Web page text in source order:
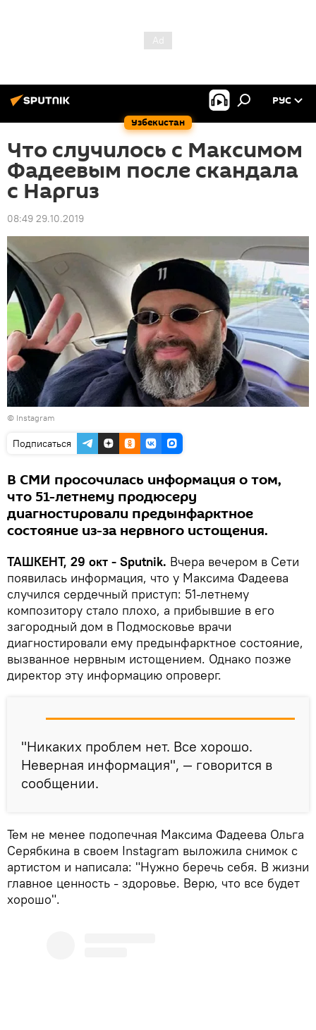
Узбекистан
РУС
Что случилось с Максимом
Фадеевым после скандала
с Наргиз
08:49 29.10.2019
© Instagram
Подписаться
В СМИ просочилась информация о том,
что 51-летнему продюсеру
диагностировали предынфарктное
состояние из-за нервного истощения.
ТАШКЕНТ, 29 окт - Sputnik. Вчера вечером в Сети
появилась информация, что у Максима Фадеева
случился сердечный приступ: 51-летнему
композитору стало плохо, а прибывшие в его
загородный дом в Подмосковье врачи
диагностировали ему предынфарктное состояние,
вызванное нервным истощением. Однако позже
директор эту информацию опроверг.
"Никаких проблем нет. Все хорошо.
Неверная информация", — говорится в
сообщении.
Тем не менее подопечная Максима Фадеева Ольга
Серябкина в своем Instagram выложила снимок с
артистом и написала: "Нужно беречь себя. В жизни
главное ценность - здоровье. Верю, что все будет
хорошо".